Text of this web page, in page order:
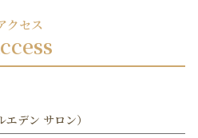
クセス
デン サロン）